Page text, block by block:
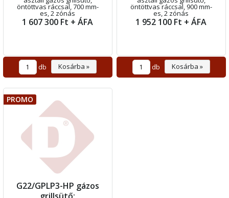
öntöttvas ráccsal, 700 mm-
es, 2 zónás
1 607 300 Ft + ÁFA
db Kosárba »
öntöttvas ráccsal, 900 mm-
es, 2 zónás
1 952 100 Ft + ÁFA
db Kosárba »
PROMO
G22/GPLP3-HP gázos